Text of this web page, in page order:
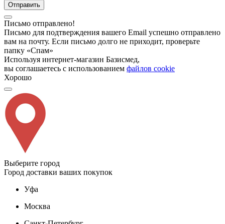
Отправить
Письмо отправлено!
Письмо для подтверждения вашего Email успешно отправлено
вам на почту. Если письмо долго не приходит, проверьте
папку «Спам»
Используя интернет-магазин Базисмед,
вы соглашаетесь с использованием файлов cookie
Хорошо
Выберите город
Город доставки ваших покупок
Уфа
Москва